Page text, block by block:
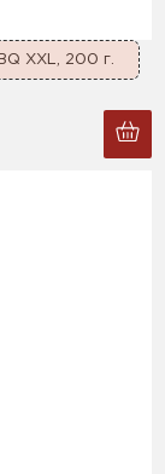
XXL, 200 г.